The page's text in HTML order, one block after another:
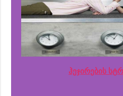
ჰეჯირების